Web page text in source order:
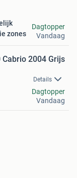
zones
Dagtopper
Vandaag
Cabrio 2004 Grijs
Details
Dagtopper
Vandaag